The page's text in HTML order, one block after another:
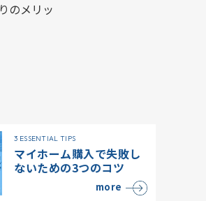
のメリッ
3 ESSENTIAL TIPS
マイホーム購入で失敗し
ないための3つのコツ
more